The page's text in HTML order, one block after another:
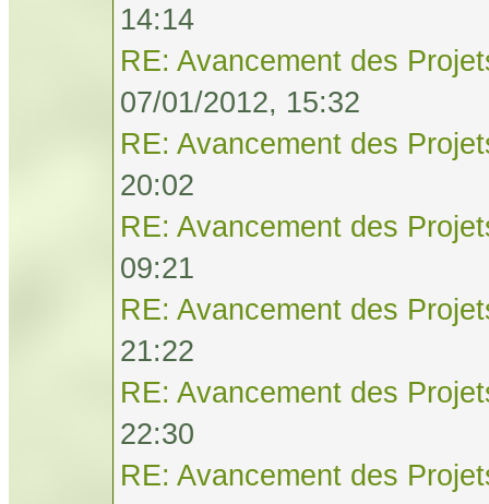
14:14
RE: Avancement des
07/01/2012, 15:32
RE: Avancement des
20:02
RE: Avancement des
09:21
RE: Avancement des
21:22
RE: Avancement des
22:30
RE: Avancement des